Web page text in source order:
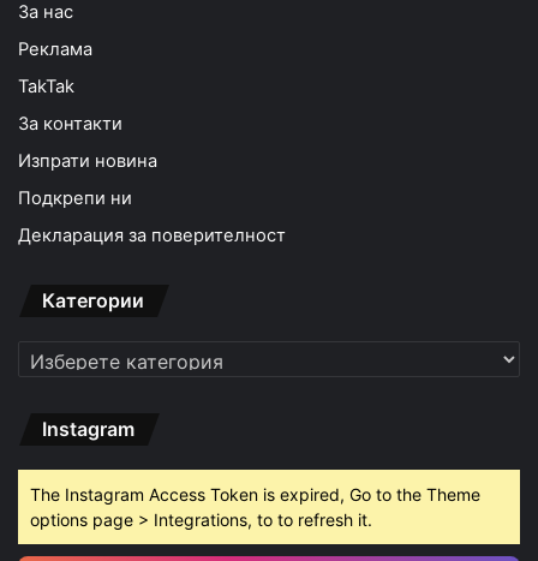
За нас
Реклама
TakTak
За контакти
Изпрати новина
Подкрепи ни
Декларация за поверителност
Категории
Категории
Instagram
The Instagram Access Token is expired, Go to the Theme
options page > Integrations, to to refresh it.